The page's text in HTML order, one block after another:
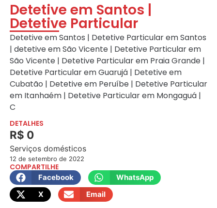
Detetive em Santos |
Detetive Particular
Detetive em Santos | Detetive Particular em Santos
| detetive em São Vicente | Detetive Particular em
São Vicente | Detetive Particular em Praia Grande |
Detetive Particular em Guarujá | Detetive em
Cubatão | Detetive em Peruíbe | Detetive Particular
em Itanhaém | Detetive Particular em Mongaguá |
C
DETALHES
R$ 0
Serviços domésticos
12 de setembro de 2022
COMPARTILHE
Facebook
WhatsApp
X
Email